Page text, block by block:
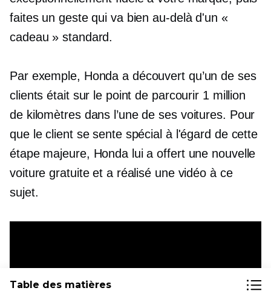
faites un geste qui va bien au-delà d'un «
cadeau » standard.
Par exemple, Honda a découvert qu’un de ses
clients était sur le point de parcourir 1 million
de kilomètres dans l’une de ses voitures. Pour
que le client se sente spécial à l'égard de cette
étape majeure, Honda lui a offert une nouvelle
voiture gratuite et a réalisé une vidéo à ce
sujet.
Table des matières